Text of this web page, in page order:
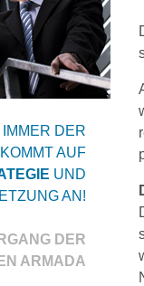
DER
AUF
UND
AN!
DER
ARMADA